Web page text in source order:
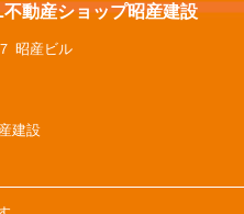
動産ショップ昭産建設
昭産ビル
建設